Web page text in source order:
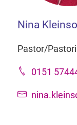
Nina
Pastor/
0151